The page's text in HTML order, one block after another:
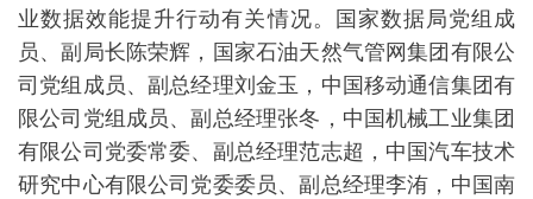
业数据效能提升行动有关情况。国家数据局党组成
员、副局长陈荣辉，国家石油天然气管网集团有限公
司党组成员、副总经理刘金玉，中国移动通信集团有
限公司党组成员、副总经理张冬，中国机械工业集团
有限公司党委常委、副总经理范志超，中国汽车技术
研究中心有限公司党委委员、副总经理李洧，中国南